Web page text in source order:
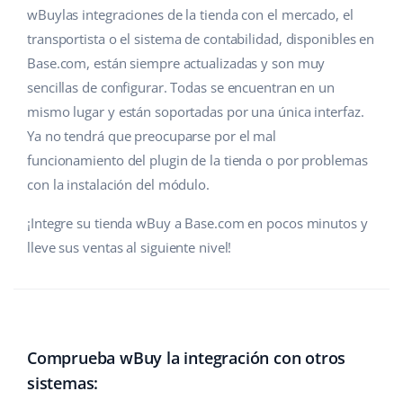
wBuylas integraciones de la tienda con el mercado, el
transportista o el sistema de contabilidad, disponibles en
Base.com, están siempre actualizadas y son muy
sencillas de configurar. Todas se encuentran en un
mismo lugar y están soportadas por una única interfaz.
Ya no tendrá que preocuparse por el mal
funcionamiento del plugin de la tienda o por problemas
con la instalación del módulo.
¡Integre su tienda wBuy a Base.com en pocos minutos y
lleve sus ventas al siguiente nivel!
Comprueba wBuy la integración con otros
sistemas: